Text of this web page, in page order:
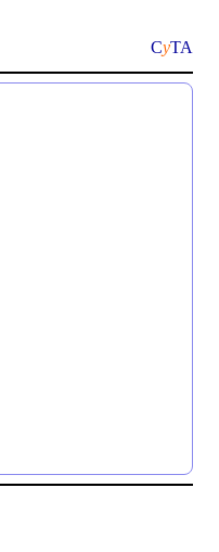
CyTA